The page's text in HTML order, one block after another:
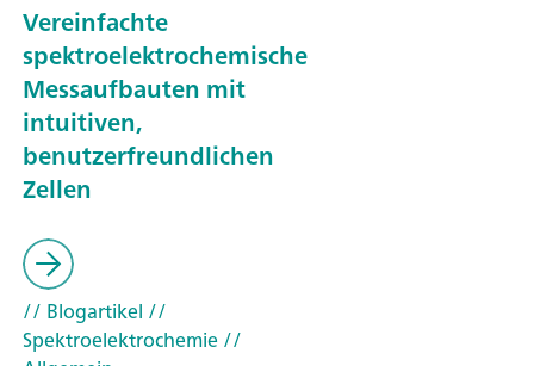
Vereinfachte
spektroelektrochemische
Messaufbauten mit
intuitiven,
benutzerfreundlichen
Zellen
// Blogartikel //
Spektroelektrochemie//